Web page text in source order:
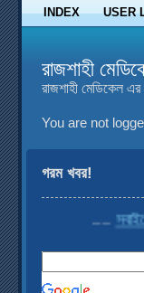
INDEX USER
রাজশাহী
রাজশাহী মেডিকেল
You are not
গরম খবর!
....